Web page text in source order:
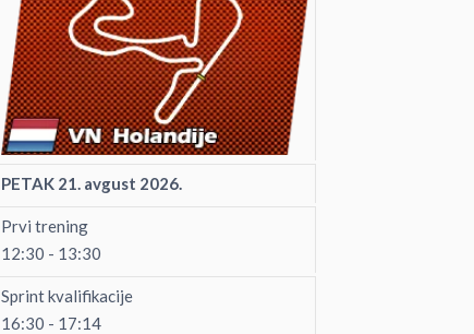
PETAK 21. avgust 2026.
Prvi trening
12:30 - 13:30
Sprint kvalifikacije
16:30 - 17:14